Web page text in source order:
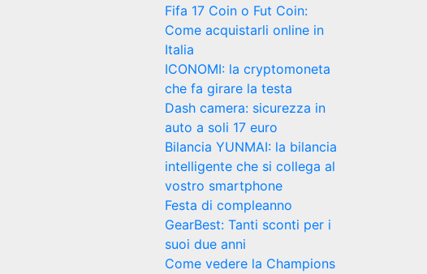
Fifa 17 Coin o Fut Coin:
Come acquistarli online in
Italia
ICONOMI: la cryptomoneta
che fa girare la testa
Dash camera: sicurezza in
auto a soli 17 euro
Bilancia YUNMAI: la bilancia
intelligente che si collega al
vostro smartphone
Festa di compleanno
GearBest: Tanti sconti per i
suoi due anni
Come vedere la Champions